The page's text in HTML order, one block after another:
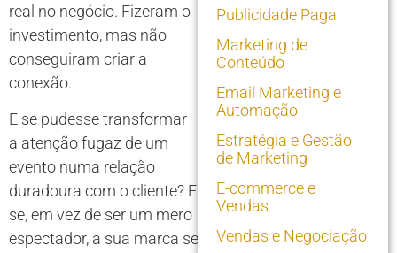
real no negócio. Fizeram o
investimento, mas não
conseguiram criar a
conexão.
E se pudesse transformar
a atenção fugaz de um
evento numa relação
duradoura com o cliente? E
se, em vez de ser um mero
espectador, a sua marca se
Publicidade Paga
Marketing de
Conteúdo
Email Marketing e
Automação
Estratégia e Gestão
de Marketing
E-commerce e
Vendas
Vendas e Negociação